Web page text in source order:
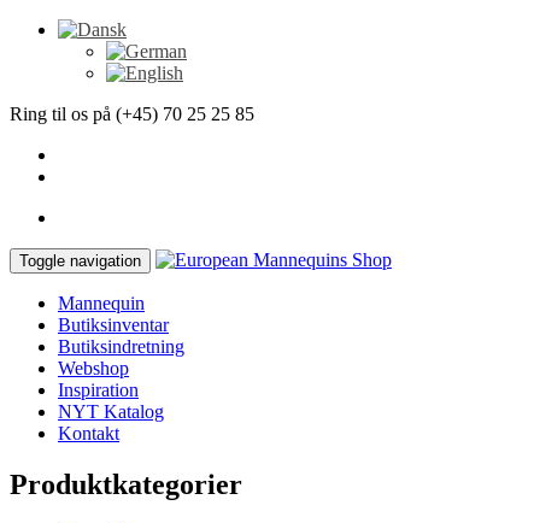
Ring til os på (+45) 70 25 25 85
Toggle navigation
Mannequin
Butiksinventar
Butiksindretning
Webshop
Inspiration
NYT Katalog
Kontakt
Produktkategorier